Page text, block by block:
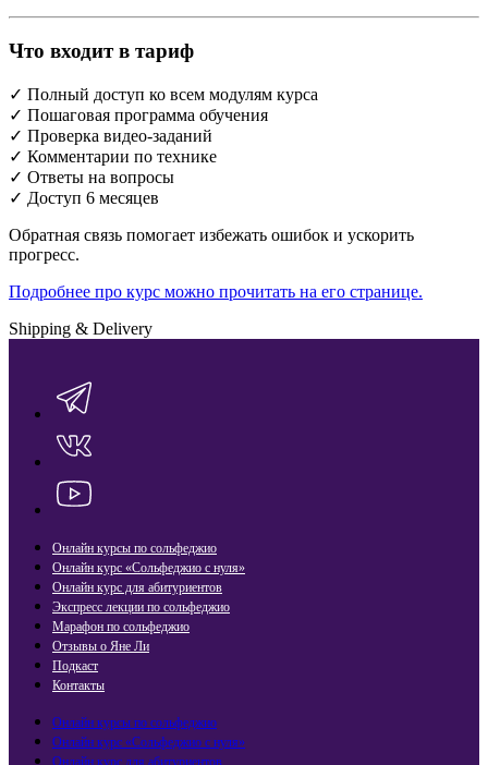
Что входит в тариф
✓ Полный доступ ко всем модулям курса
✓ Пошаговая программа обучения
✓ Проверка видео-заданий
✓ Комментарии по технике
✓ Ответы на вопросы
✓ Доступ 6 месяцев
Обратная связь помогает избежать ошибок и ускорить
прогресс.
Подробнее про курс можно прочитать на его странице.
Shipping & Delivery
Онлайн курсы по сольфеджио
Онлайн курс «Сольфеджио с нуля»
Онлайн курс для абитуриентов
Экспресс лекции по сольфеджио​
Марафон по сольфеджио
Отзывы о Яне Ли
Подкаст
Контакты
Онлайн курсы по сольфеджио
Онлайн курс «Сольфеджио с нуля»
Онлайн курс для абитуриентов